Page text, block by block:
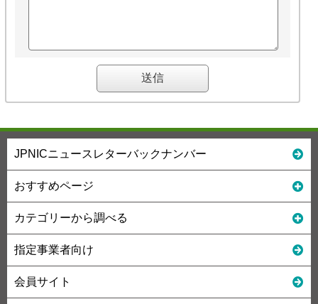
JPNICニュースレターバックナンバー
おすすめページ
カテゴリーから調べる
指定事業者向け
会員サイト